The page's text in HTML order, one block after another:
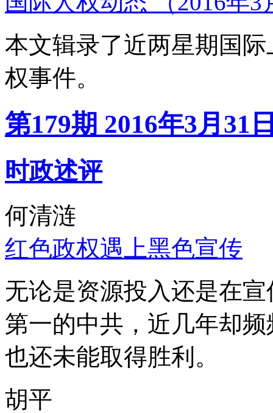
本文辑录了近两星期国
权事件。
第179期 2016年3月31
时政述评
何清涟
红色政权遇上黑色宣传
无论是资源投入还是在
第一的中共，近几年却
也还未能取得胜利。
胡平